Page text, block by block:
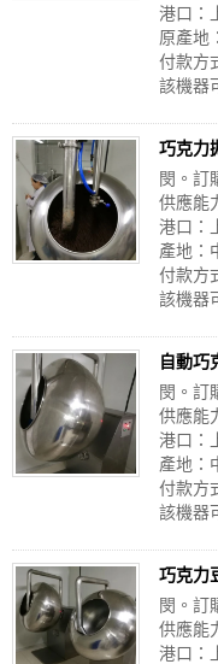
港口：
原產地
付款方
該機器
巧克力
閔。訂
供應能
港口：
產地：
付款方
該機器
自動巧
閔。訂
供應能
港口：
產地：
付款方
該機器
巧克力
閔。訂
供應能
港口：